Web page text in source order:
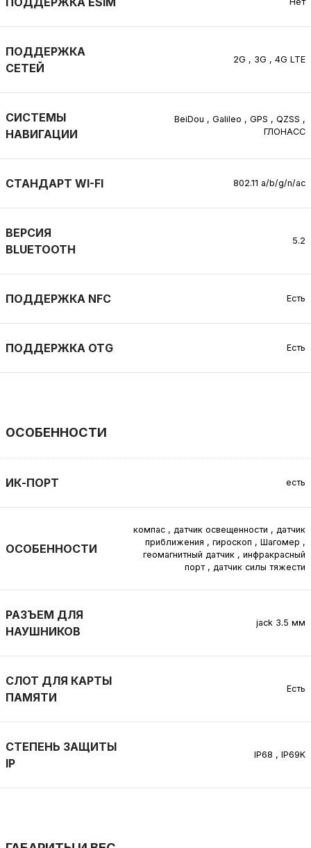
ПОДДЕРЖКА
СЕТЕЙ
2G , 3G , 4G LTE
СИСТЕМЫ
НАВИГАЦИИ
BeiDou , Galileo , GPS , QZSS ,
ГЛОНАСС
СТАНДАРТ WI-FI 802.11 a/b/g/n/ac
ВЕРСИЯ
BLUETOOTH
5.2
ПОДДЕРЖКА NFC Есть
ПОДДЕРЖКА ОТG Есть
ОСОБЕННОСТИ
ИК-ПОРТ есть
ОСОБЕННОСТИ
компас , датчик освещенности , датчик
приближения , гироскоп , Шагомер ,
геомагнитный датчик , инфракрасный
порт , датчик силы тяжести
РАЗЪЕМ ДЛЯ
НАУШНИКОВ
jack 3.5 мм
СЛОТ ДЛЯ КАРТЫ
ПАМЯТИ
Есть
СТЕПЕНЬ ЗАЩИТЫ
IP
IP68 , IP69K